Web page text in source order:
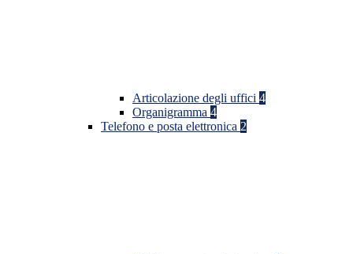
Articolazione degli uffici 4
Organigramma 4
Telefono e posta elettronica 2